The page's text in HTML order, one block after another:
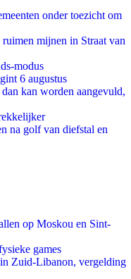
onder toezicht om
mijnen in Straat van
modus
6 augustus
kan worden aangevuld,
na golf van diefstal en
op Moskou en Sint-
games
Zuid-Libanon, vergelding